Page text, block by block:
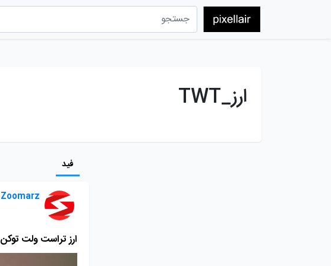
ارز_TWT
فید
Zoomarz
ارز تراست ولت توکن TWT چیست؟